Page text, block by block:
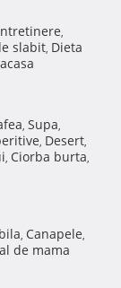
,
slabit, Dieta
, Supa,
, Desert,
, Ciorba burta,
, Canapele,
de mama